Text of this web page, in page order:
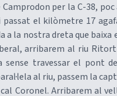
per la C-38,
el kilòmetre 17
a la nostra dreta que baixa
arribarem al riu
sense travessar el pont
al riu, passem la
cal Coronel. Arribarem al